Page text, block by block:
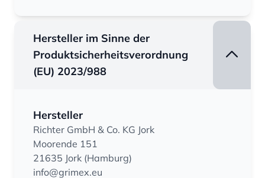
Hersteller im Sinne der
Produktsicherheitsverordnung
(EU) 2023/988
Hersteller
Richter GmbH & Co. KG Jork
Moorende 151
21635 Jork (Hamburg)
info@grimex.eu